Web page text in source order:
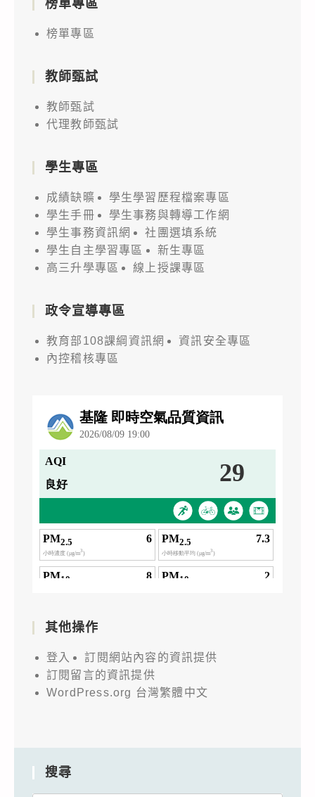
榜單專區
榜單專區
教師甄試
教師甄試
代理教師甄試
學生專區
成績缺曠
學生學習歷程檔案專區
學生手冊
學生事務與轉導工作網
學生事務資訊網
社團選填系統
學生自主學習專區
新生專區
高三升學專區
線上授課專區
政令宣導專區
教育部108課綱資訊網
資訊安全專區
內控稽核專區
其他操作
登入
訂閱網站內容的資訊提供
訂閱留言的資訊提供
WordPress.org 台灣繁體中文
搜尋